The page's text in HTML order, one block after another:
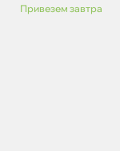
Привезем завтра